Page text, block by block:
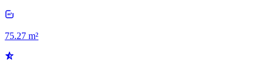
75.27 m²